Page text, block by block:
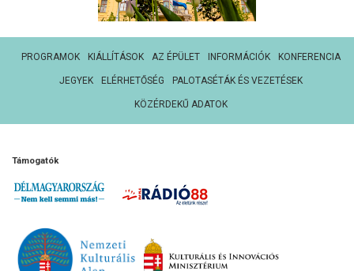
PROGRAMOK KIÁLLÍTÁSOK AZ ÉPÜLET INFORMÁCIÓK KONFERENCIA
JEGYEK ELÉRHETŐSÉG PALOTASÉTÁK ÉS VEZETÉSEK
KÖZÉRDEKŰ ADATOK
Támogatók